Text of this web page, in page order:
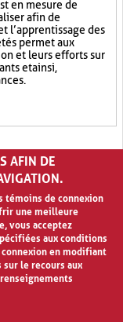
en mesure de
afin de
l’apprentissage des
permet aux
et leurs efforts sur
et ainsi,
AFIN DE
témoins de connexion
une meilleure
vous acceptez
aux conditions
en modifiant
sur le recours aux